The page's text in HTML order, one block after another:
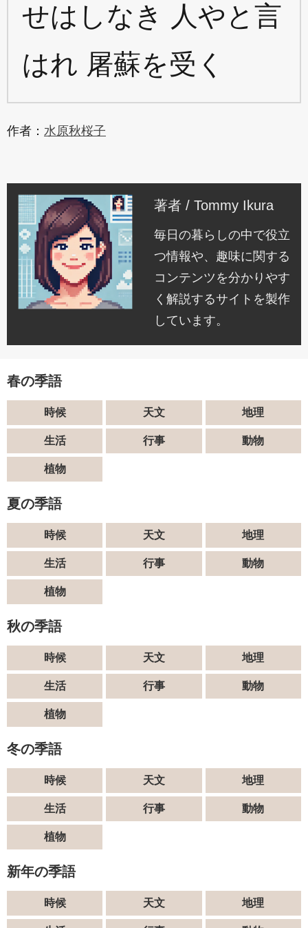
せはしなき 人やと言
はれ 屠蘇を受く
作者： 水原秋桜子
著者 / Tommy Ikura
毎日の暮らしの中で役立
つ情報や、趣味に関する
コンテンツを分かりやす
く解説するサイトを製作
しています。
春の季語
時候 天文 地理
生活 行事 動物
植物
夏の季語
時候 天文 地理
生活 行事 動物
植物
秋の季語
時候 天文 地理
生活 行事 動物
植物
冬の季語
時候 天文 地理
生活 行事 動物
植物
新年の季語
時候 天文 地理